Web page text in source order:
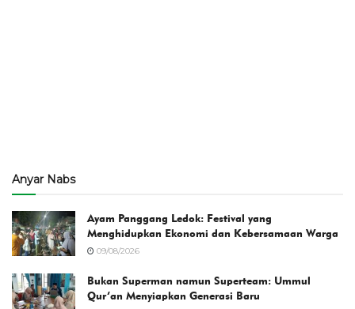
Anyar Nabs
Ayam Panggang Ledok: Festival yang
Menghidupkan Ekonomi dan Kebersamaan Warga
09/08/2026
Bukan Superman namun Superteam: Ummul
Qur’an Menyiapkan Generasi Baru